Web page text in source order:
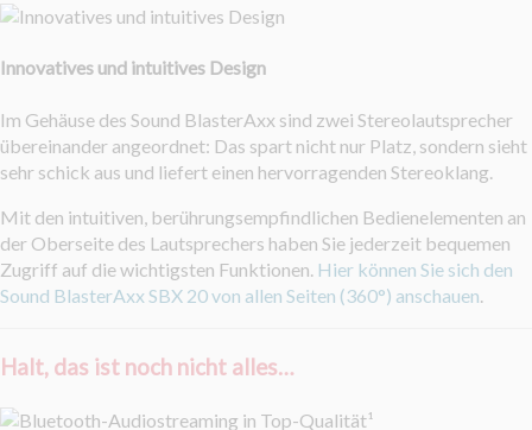
Innovatives und intuitives Design
Im Gehäuse des Sound BlasterAxx sind zwei Stereolautsprecher
übereinander angeordnet: Das spart nicht nur Platz, sondern sieht
sehr schick aus und liefert einen hervorragenden Stereoklang.
Mit den intuitiven, berührungsempfindlichen Bedienelementen an
der Oberseite des Lautsprechers haben Sie jederzeit bequemen
Zugriff auf die wichtigsten Funktionen. Hier können Sie sich den
Sound BlasterAxx SBX 20 von allen Seiten (360°) anschauen
Halt, das ist noch nicht alles…